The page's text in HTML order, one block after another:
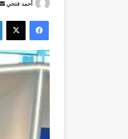
أحمد فتحي
فيسبوك ‫X